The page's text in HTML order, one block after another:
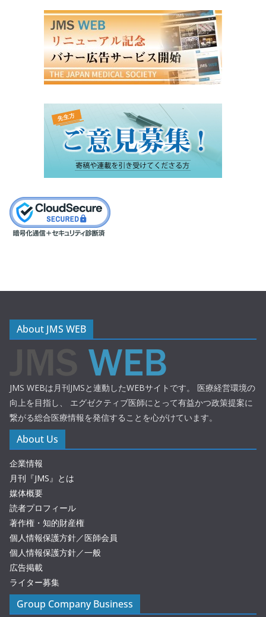
About JMS WEB
JMS WEBは月刊JMSと連動したWEBサイトです。 医療経営環境の
向上を目指し、 エグゼクティブ医師にとって有益かつ政策提案に
繋がる総合医療情報を発信することを心がけています。
About Us
企業情報
月刊『JMS』とは
媒体概要
読者プロフィール
著作権・知的財産権
個人情報保護方針／医師会員
個人情報保護方針／一般
広告掲載
ライター募集
Group Company Business